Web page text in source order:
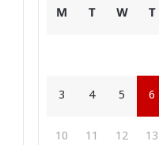
M T W T
3 4 5 6
10 11 12 13